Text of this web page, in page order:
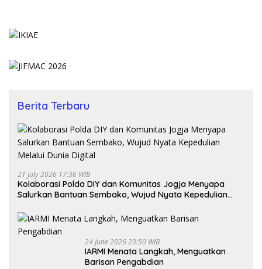
Berita Terbaru
21 July 2026 17:36 WIB
Kolaborasi Polda DIY dan Komunitas Jogja Menyapa
Salurkan Bantuan Sembako, Wujud Nyata Kepedulian
24 June 2026 23:50 WIB
IARMI Menata Langkah, Menguatkan
Barisan Pengabdian